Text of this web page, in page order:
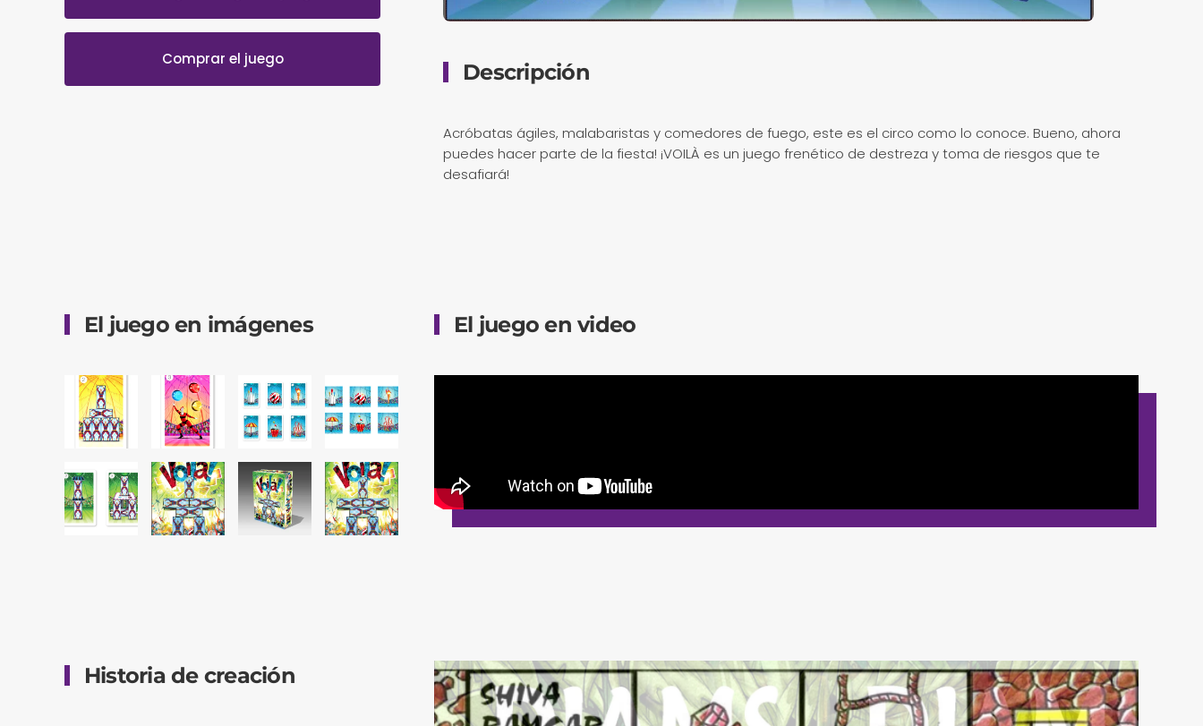
Comprar el juego
Descripción
Acróbatas ágiles, malabaristas y comedores de fuego, este es el circo como lo conoce. Bueno, ahora
puedes hacer parte de la fiesta! ¡VOILÀ es un juego frenético de destreza y toma de riesgos que te
desafiará!
El juego en imágenes El juego en video
Historia de creación